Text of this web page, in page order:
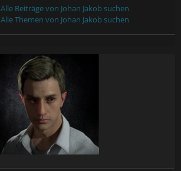
Alle Beiträge von Johan Jakob suchen
Alle Themen von Johan Jakob suchen